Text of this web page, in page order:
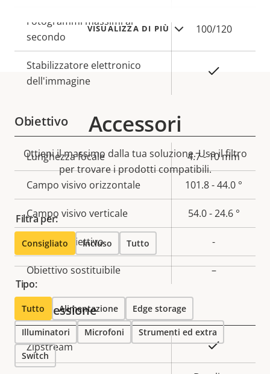
VISUALIZZA DI PIÙ
proprietà
proprietà
Fotogrammi massimi al
secondo
100/120
Stabilizzatore elettronico
dell'immagine
Obiettivo
Descrizione
della
proprietà
Valore
della
proprietà
Lunghezza focale 4.7 - 10 mm
Campo visivo orizzontale 101.8 - 44.0 °
Campo visivo verticale 54.0 - 24.6 °
Attacco obiettivo -
Obiettivo sostituibile –
Compressione
Descrizione
della
Valore
della
Zipstream Sì
Accessori
Ottieni il massimo dalla tua soluzione. Usa il filtro
per trovare i prodotti compatibili.
Filtra per:
Consigliato Incluso Tutto
Tipo:
Tutto Alimentazione Edge storage
Illuminatori Microfoni Strumenti ed extra
Switch